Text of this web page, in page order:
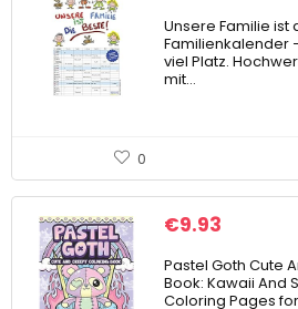
Unsere Familie ist
Familienkalender
viel Platz.
mit…
0
€9.93
Pastel Goth Cute
Book: Kawaii And
Coloring Pages